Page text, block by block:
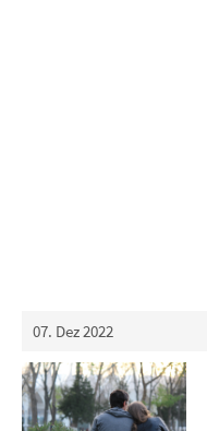
07. Dez 2022